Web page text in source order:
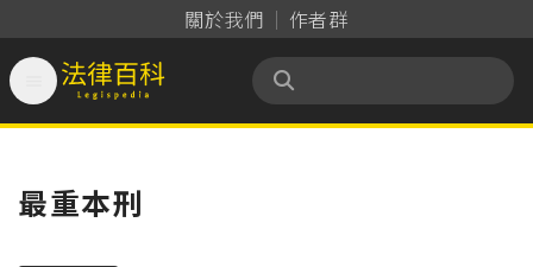
關於我們 作者群
法律百科 Legispedia
最重本刑